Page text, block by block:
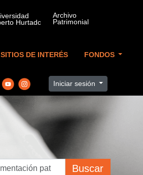
SITIOS DE INTERÉS FONDOS
Iniciar sesión
Buscar